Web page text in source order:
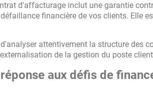
d'affacturage inclut une garantie
financière de vos clients. Elle
attentivement la structure des
de la gestion du poste
aux défis de